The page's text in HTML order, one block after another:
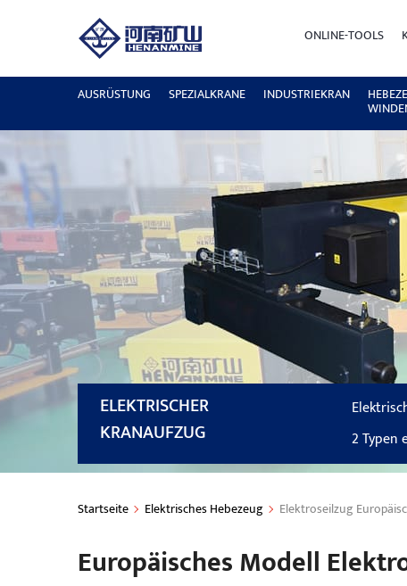
ONLINE-TOOLS
AUSRÜSTUNG SPEZIALKRANE INDUSTRIEKRAN
ELEKTRISCHER
KRANAUFZUG
2 Typen
Startseite Elektrisches Hebezeug Elektroseilzug
Europäisches Modell